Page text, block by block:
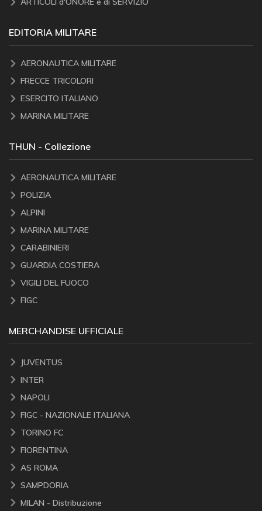
EDITORIA MILITARE
AERONAUTICA MILITARE
FRECCE TRICOLORI
ESERCITO ITALIANO
MARINA MILITARE
THUN - Collezione
AERONAUTICA MILITARE
POLIZIA
ALPINI
MARINA MILITARE
CARABINIERI
GUARDIA COSTIERA
VIGILI DEL FUOCO
FIGC
MERCHANDISE UFFICIALE
JUVENTUS
INTER
NAPOLI
FIGC - NAZIONALE ITALIANA
TORINO FC
FIORENTINA
AS ROMA
SAMPDORIA
MILAN - Distribuzione